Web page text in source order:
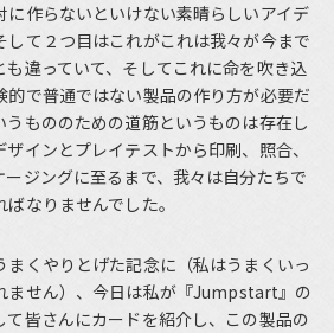
に作らないといけない素晴らしいアイデ
して２つ目はこれがこれは我々が今まで
も違っていて、そしてこれに命を吹き込
的で普通ではない製品の作り方が必要だ
うもののための道筋というものは存在し
インとプレイテストから印刷、照合、
ジングに至るまで、我々は自分たちで
なりませんでした。
くやりとげた記念に（私はうまくいっ
ません）、今日は私が『Jumpstart』の
て皆さんにカードを紹介し、この製品の